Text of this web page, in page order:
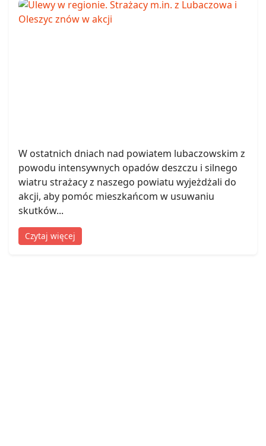
W ostatnich dniach nad powiatem lubaczowskim z
powodu intensywnych opadów deszczu i silnego
wiatru strażacy z naszego powiatu wyjeżdżali do
akcji, aby pomóc mieszkańcom w usuwaniu
skutków...
Czytaj więcej